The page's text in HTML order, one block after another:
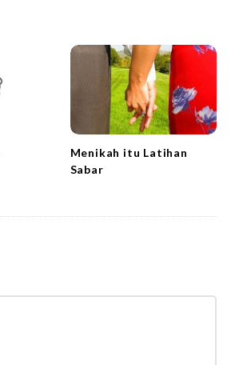
Menikah itu Latihan
Sabar